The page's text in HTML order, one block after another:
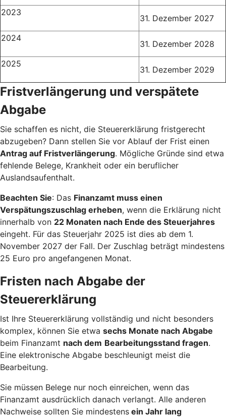
2023
31. Dezember 2027
2024
31. Dezember 2028
2025
31. Dezember 2029
Fristverlängerung und verspätete
Abgabe
Sie schaffen es nicht, die Steuererklärung fristgerecht
abzugeben? Dann stellen Sie vor Ablauf der Frist einen
Antrag auf Fristverlängerung. Mögliche Gründe sind etwa
fehlende Belege, Krankheit oder ein beruflicher
Auslandsaufenthalt.
Beachten Sie: Das Finanzamt muss einen
Verspätungszuschlag erheben, wenn die Erklärung nicht
innerhalb von 22 Monaten nach Ende des Steuerjahres
eingeht. Für das Steuerjahr 2025 ist dies ab dem 1.
November 2027 der Fall. Der Zuschlag beträgt mindestens
25 Euro pro angefangenen Monat.
Fristen nach Abgabe der
Steuererklärung
Ist Ihre Steuererklärung vollständig und nicht besonders
komplex, können Sie etwa sechs Monate nach Abgabe
beim Finanzamt nach dem Bearbeitungsstand fragen.
Eine elektronische Abgabe beschleunigt meist die
Bearbeitung.
Sie müssen Belege nur noch einreichen, wenn das
Finanzamt ausdrücklich danach verlangt. Alle anderen
Nachweise sollten Sie mindestens ein Jahr lang